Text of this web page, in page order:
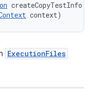
createCopyTestInfo (
context)
ExecutionFiles